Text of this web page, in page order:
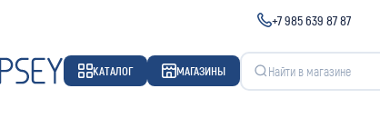
+7 985 639 87 87
КАТАЛОГ МАГАЗИНЫ